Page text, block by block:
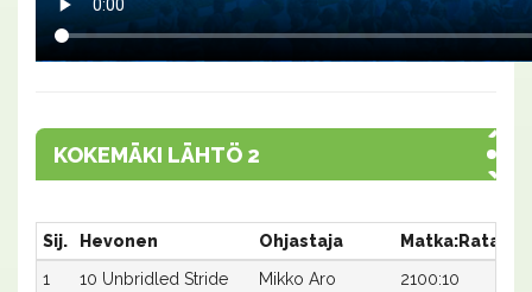
KOKEMÄKI LÄHTÖ 2
Sij. Hevonen Ohjastaja Matka:Rata
1
10 Unbridled Stride Mikko Aro 2100:10